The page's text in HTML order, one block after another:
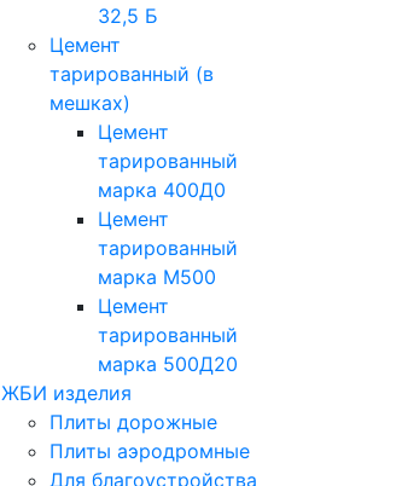
32,5 Б
Цемент
тарированный (в
мешках)
Цемент
тарированный
марка 400Д0
Цемент
тарированный
марка М500
Цемент
тарированный
марка 500Д20
ЖБИ изделия
Плиты дорожные
Плиты аэродромные
Для благоустройства